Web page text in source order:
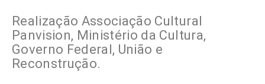
Realização Associação Cultural
Panvision, Ministério da Cultura,
Governo Federal, União e
Reconstrução.